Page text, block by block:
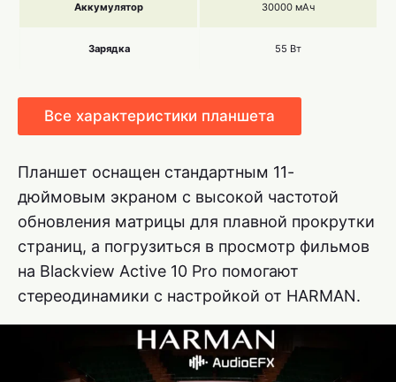
Аккумулятор 30000 мАч
Зарядка 55 Вт
Все характеристики планшета
Планшет оснащен стандартным 11-
дюймовым экраном с высокой частотой
обновления матрицы для плавной прокрутки
страниц, а погрузиться в просмотр фильмов
на Blackview Active 10 Pro помогают
стереодинамики с настройкой от HARMAN.